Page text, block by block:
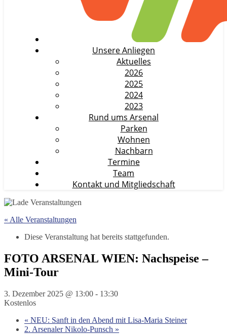
Unsere Anliegen
Aktuelles
2026
2025
2024
2023
Rund ums Arsenal
Parken
Wohnen
Nachbarn
Termine
Team
Kontakt und Mitgliedschaft
« Alle Veranstaltungen
Diese Veranstaltung hat bereits stattgefunden.
FOTO ARSENAL WIEN: Nachspeise –
Mini-Tour
3. Dezember 2025 @ 13:00 - 13:30
Kostenlos
« NEU: Sanft in den Abend mit Lisa-Maria Steiner
2. Arsenaler Nikolo-Punsch »